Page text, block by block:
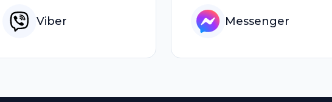
Viber Messenger